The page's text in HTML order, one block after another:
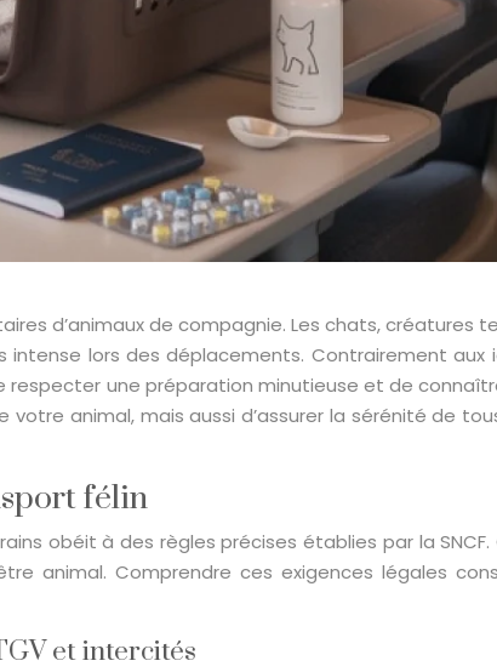
d’animaux de compagnie. Les chats, créatures
lors des déplacements. Contrairement aux
une préparation minutieuse et de
animal, mais aussi d’assurer la sérénité de
félin
obéit à des règles précises établies par la
animal. Comprendre ces exigences légales
et intercités